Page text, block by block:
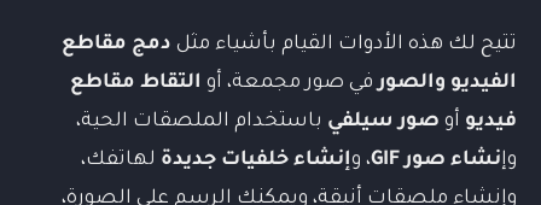
تتيح لك هذه الأدوات القيام بأشياء مثل دمج مقاطع
الفيديو والصورفي صور مجمعة، أو التقاط مقاطع
فيديو أو صور سيلفي باستخدام الملصقات الحية،
وإنشاء صور GIF ، وإنشاء خلفيات جديدة لهاتفك،
وإنشاء ملصقات أنيقة، ويمكنك الرسم على الصورة،